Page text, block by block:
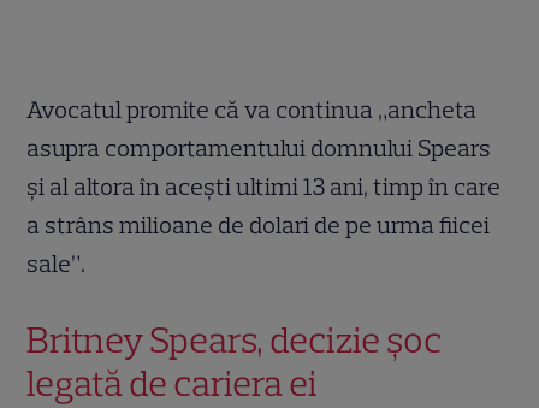
Avocatul promite că va continua „ancheta
asupra comportamentului domnului Spears
şi al altora în aceşti ultimi 13 ani, timp în care
a strâns milioane de dolari de pe urma fiicei
sale”.
Britney Spears, decizie șoc
legată de cariera ei